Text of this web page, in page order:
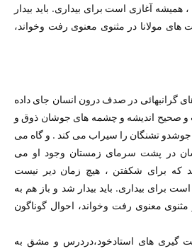
همیشه آغازی است برای بیداری. باید بیدار
مولانا در مثنوی معنوی رفت وخواند،
گرانبهائی در صدف درون انسان جای داده
و صحیح اندیشه و چشمه های جوشان ذوق و
تشنگان را سیراب می کند . و گاه می
در پشت سرمای زمستان وجود او می
که برای شکفتن ، هیچ زمان دیر نیست
برای بیداری. باید بیدار شد و باز هم به
معنوی رفت وخواند، احوال گوناگون
گیری های استادخود،دردرس و مشق به